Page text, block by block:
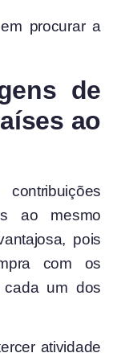
procurar a
de
ao
ao mesmo
pois
com os
cada um dos
atividade